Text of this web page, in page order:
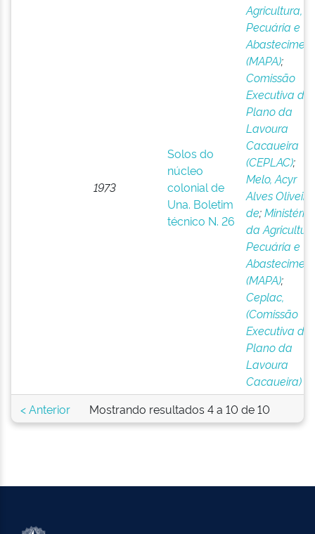
1973
Solos do
núcleo
colonial de
Una. Boletim
técnico N. 26
Agricultura,
Pecuária e
(MAPA);
Comissão
Executiva do
Plano da
Lavoura
Cacaueira
(CEPLAC);
Melo, Acyr
Alves Oliveira
de;Ministério
da
Pecuária e
(MAPA);
Ceplac,
(Comissão
Executiva do
Plano da
Lavoura
Cacaueira)
Mostrando resultados 4 a 10 de 10
< Anterior